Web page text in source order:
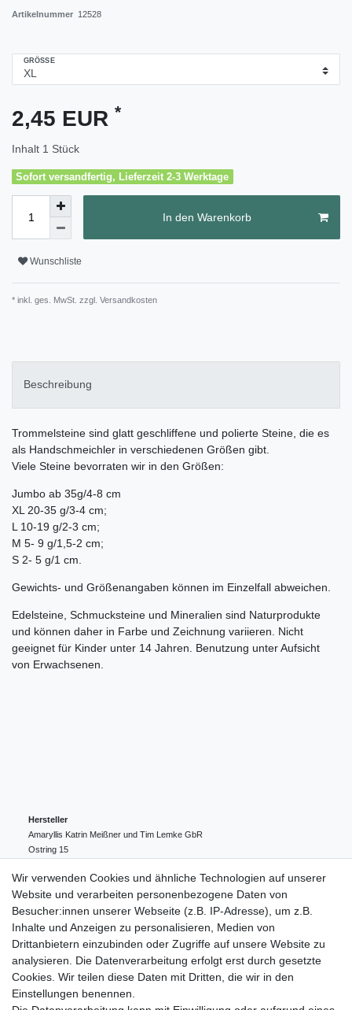
Artikelnummer 12528
GRÖSSE
2,45 EUR *
Inhalt 1 Stück
Sofort versandfertig, Lieferzeit 2-3 Werktage
In den Warenkorb
Wunschliste
* inkl. ges. MwSt. zzgl. Versandkosten
Beschreibung
Trommelsteine sind glatt geschliffene und polierte Steine, die es
als Handschmeichler in verschiedenen Größen gibt.
Viele Steine bevorraten wir in den Größen:
Jumbo ab 35g/4-8 cm
XL 20-35 g/3-4 cm;
L 10-19 g/2-3 cm;
M 5- 9 g/1,5-2 cm;
S 2- 5 g/1 cm.
Gewichts- und Größenangaben können im Einzelfall abweichen.
Edelsteine, Schmucksteine und Mineralien sind Naturprodukte
und können daher in Farbe und Zeichnung variieren. Nicht
geeignet für Kinder unter 14 Jahren. Benutzung unter Aufsicht
von Erwachsenen.
Hersteller
Amaryllis Katrin Meißner und Tim Lemke GbR
Ostring 15
004943548099856
amaryllis-eckernfoerde@t-online.de
EU-Verantwortlicher
Amaryllis Katrin Meißner und Tim Lemke GbR
Ostring
15
004943548099856
amaryllis-eckernfoerde@t-online.de
Wir verwenden Cookies und ähnliche Technologien auf unserer
Website und verarbeiten personenbezogene Daten von
Besucher:innen unserer Webseite (z.B. IP-Adresse), um z.B.
Inhalte und Anzeigen zu personalisieren, Medien von
Drittanbietern einzubinden oder Zugriffe auf unsere Website zu
analysieren. Die Datenverarbeitung erfolgt erst durch gesetzte
Cookies. Wir teilen diese Daten mit Dritten, die wir in den
Einstellungen benennen.